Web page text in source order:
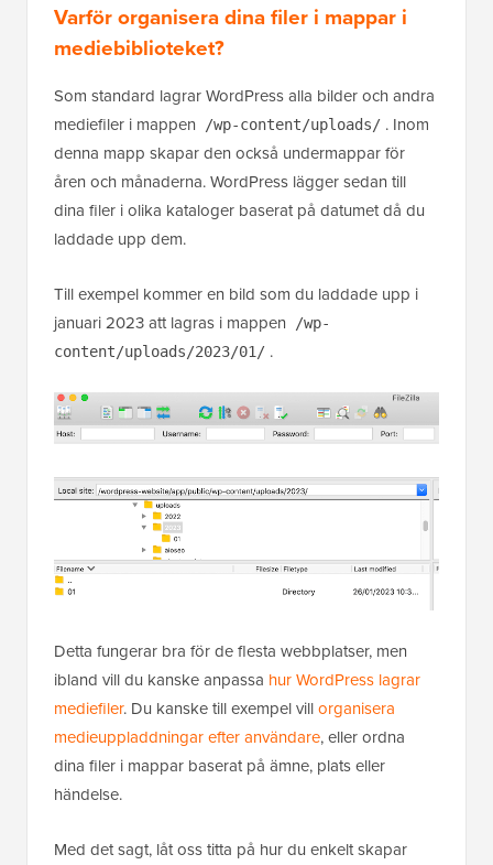
Varför organisera dina filer i mappar i
mediebiblioteket?
Som standard lagrar WordPress alla bilder och andra
mediefiler i mappen
/wp-content/uploads/ . Inom
denna mapp skapar den också undermappar för
åren och månaderna. WordPress lägger sedan till
dina filer i olika kataloger baserat på datumet då du
laddade upp dem.
Till exempel kommer en bild som du laddade upp i
januari 2023 att lagras i mappen
/wp-
content/uploads/2023/01/ .
Detta fungerar bra för de flesta webbplatser, men
ibland vill du kanske anpassa hur WordPress lagrar
mediefiler. Du kanske till exempel villorganisera
medieuppladdningar efter användare, eller ordna
dina filer i mappar baserat på ämne, plats eller
händelse.
Med det sagt, låt oss titta på hur du enkelt skapar